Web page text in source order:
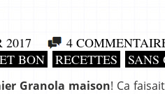
2017 4
BON RECETTES SANS
Granola maison! Ca